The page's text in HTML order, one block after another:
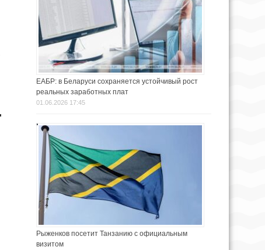
ЕАБР: в Беларуси сохраняется устойчивый рост
реальных заработных плат
01.06.2026 17:45
Рыженков посетит Танзанию с официальным
визитом